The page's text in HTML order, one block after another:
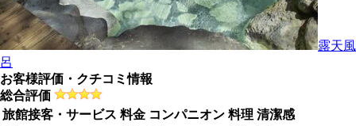
露天風
呂
お客様評価・クチコミ情報
総合評価
旅館接客・サービス 料金 コンパニオン 料理 清潔感